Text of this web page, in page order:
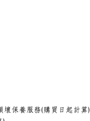
壞保養服務(購買日起計算)